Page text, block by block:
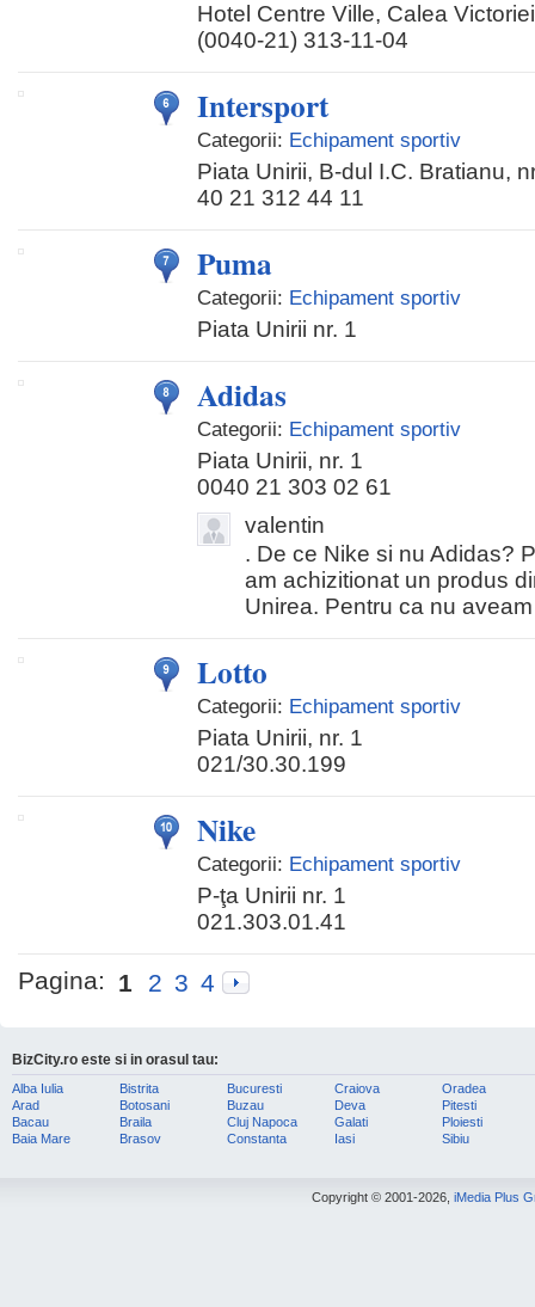
Hotel Centre Ville, Calea
(0040-21) 313-11-04
Intersport
Categorii: Echipament sportiv
Piata Unirii, B-dul I.C. Bratianu,
40 21 312 44 11
Puma
Categorii: Echipament sportiv
Piata Unirii nr. 1
Adidas
Categorii: Echipament sportiv
Piata Unirii, nr. 1
0040 21 303 02 61
valentin
. De ce Nike si nu Adidas?
am achizitionat un produs
Unirea. Pentru ca nu
Lotto
Categorii: Echipament sportiv
Piata Unirii, nr. 1
021/30.30.199
Nike
Categorii: Echipament sportiv
P-ţa Unirii nr. 1
021.303.01.41
Pagina: 1 2 3 4
BizCity.ro este si in orasul tau:
Alba Iulia
Arad
Bacau
Baia Mare
Bistrita
Botosani
Braila
Brasov
Bucuresti
Buzau
Cluj Napoca
Constanta
Craiova
Deva
Galati
Iasi
Oradea
Pitesti
Ploiesti
Sibiu
Copyright © 2001-2026, iMedia Plus